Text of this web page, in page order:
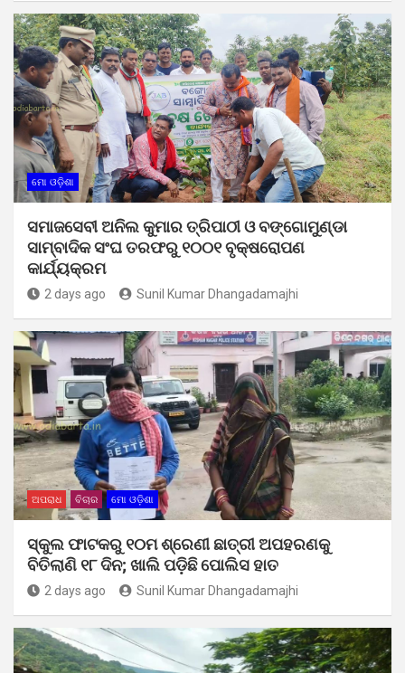
ମୋ ଓଡ଼ିଶା
ସମାଜସେବୀ ଅନିଲ କୁମାର ତ୍ରିପାଠୀ ଓ ବଙ୍ଗୋମୁଣ୍ଡା
ସାମ୍ବାଦିକ ସଂଘ ତରଫରୁ ୧୦୦୧ ବୃକ୍ଷରୋପଣ
କାର୍ଯ୍ୟକ୍ରମ
2 days ago Sunil Kumar Dhangadamajhi
ଅପରାଧ ବିଚାର ମୋ ଓଡ଼ିଶା
ସ୍କୁଲ ଫାଟକରୁ ୧୦ମ ଶ୍ରେଣୀ ଛାତ୍ରୀ ଅପହରଣକୁ
ବିତିଲାଣି ୧୮ ଦିନ; ଖାଲି ପଡ଼ିଛି ପୋଲିସ ହାତ
2 days ago Sunil Kumar Dhangadamajhi